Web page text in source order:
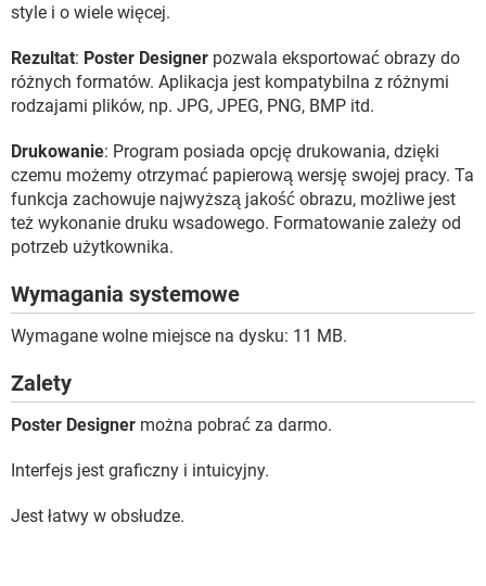
style i o wiele więcej.
Rezultat: Poster Designer pozwala eksportować obrazy do
różnych formatów. Aplikacja jest kompatybilna z różnymi
rodzajami plików, np. JPG, JPEG, PNG, BMP itd.
Drukowanie: Program posiada opcję drukowania, dzięki
czemu możemy otrzymać papierową wersję swojej pracy. Ta
funkcja zachowuje najwyższą jakość obrazu, możliwe jest
też wykonanie druku wsadowego. Formatowanie zależy od
potrzeb użytkownika.
Wymagania systemowe
Wymagane wolne miejsce na dysku: 11 MB.
Zalety
Poster Designer można pobrać za darmo.
Interfejs jest graficzny i intuicyjny.
Jest łatwy w obsłudze.